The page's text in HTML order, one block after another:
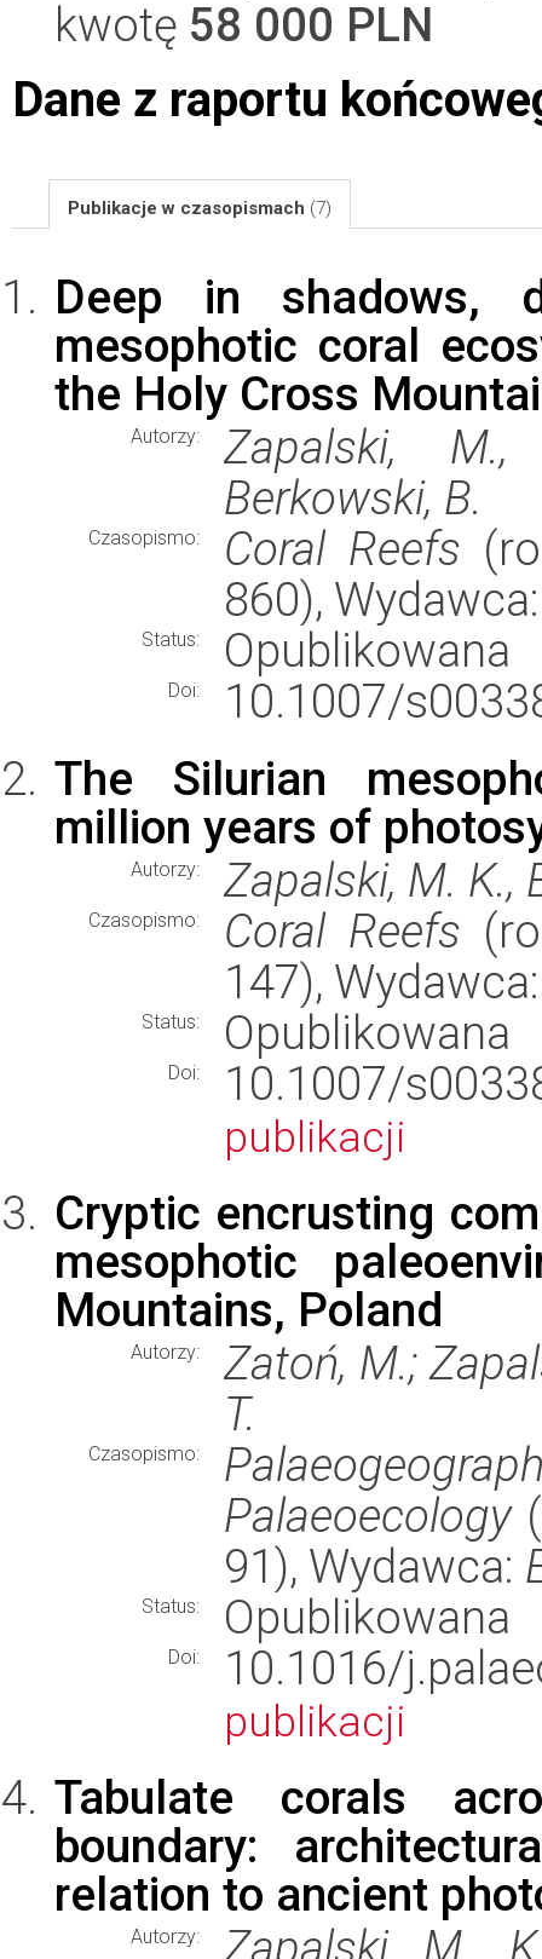
kwotę 58 000 PLN
Dane z raportu
Publikacje w czasopismach (7)
Deep in
mesophotic coral
the Holy Cross
Autorzy:
Zapalski, M.,
Berkowski, B.
Czasopismo: Coral Reefs
860),
Status: Opublikowana
Doi:
10.1007/
The Silurian
million years of
Autorzy: Zapalski, M. K.,
Czasopismo: Coral Reefs
147),
Status: Opublikowana
Doi: 10.1007/
publikacji
Cryptic encrusting
mesophotic
Mountains, Poland
Autorzy:
Zatoń, M.;
T.
Czasopismo:
Palaeoecology
91), Wydawca:
Status: Opublikowana
Doi: 10.1016/
publikacji
Tabulate corals
boundary:
relation to ancient
Autorzy: Zapalski M.